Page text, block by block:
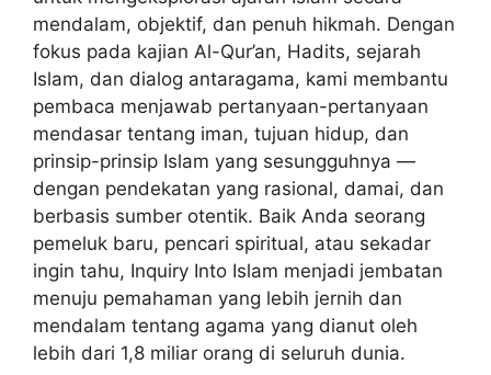
mendalam, objektif, dan penuh hikmah. Dengan
fokus pada kajian Al-Qur’an, Hadits, sejarah
Islam, dan dialog antaragama, kami membantu
pembaca menjawab pertanyaan-pertanyaan
mendasar tentang iman, tujuan hidup, dan
prinsip-prinsip Islam yang sesungguhnya —
dengan pendekatan yang rasional, damai, dan
berbasis sumber otentik. Baik Anda seorang
pemeluk baru, pencari spiritual, atau sekadar
ingin tahu, Inquiry Into Islam menjadi jembatan
menuju pemahaman yang lebih jernih dan
mendalam tentang agama yang dianut oleh
lebih dari 1,8 miliar orang di seluruh dunia.